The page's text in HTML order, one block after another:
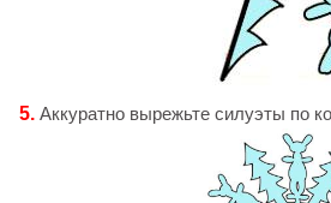
5. Аккуратно вырежьте силуэты по